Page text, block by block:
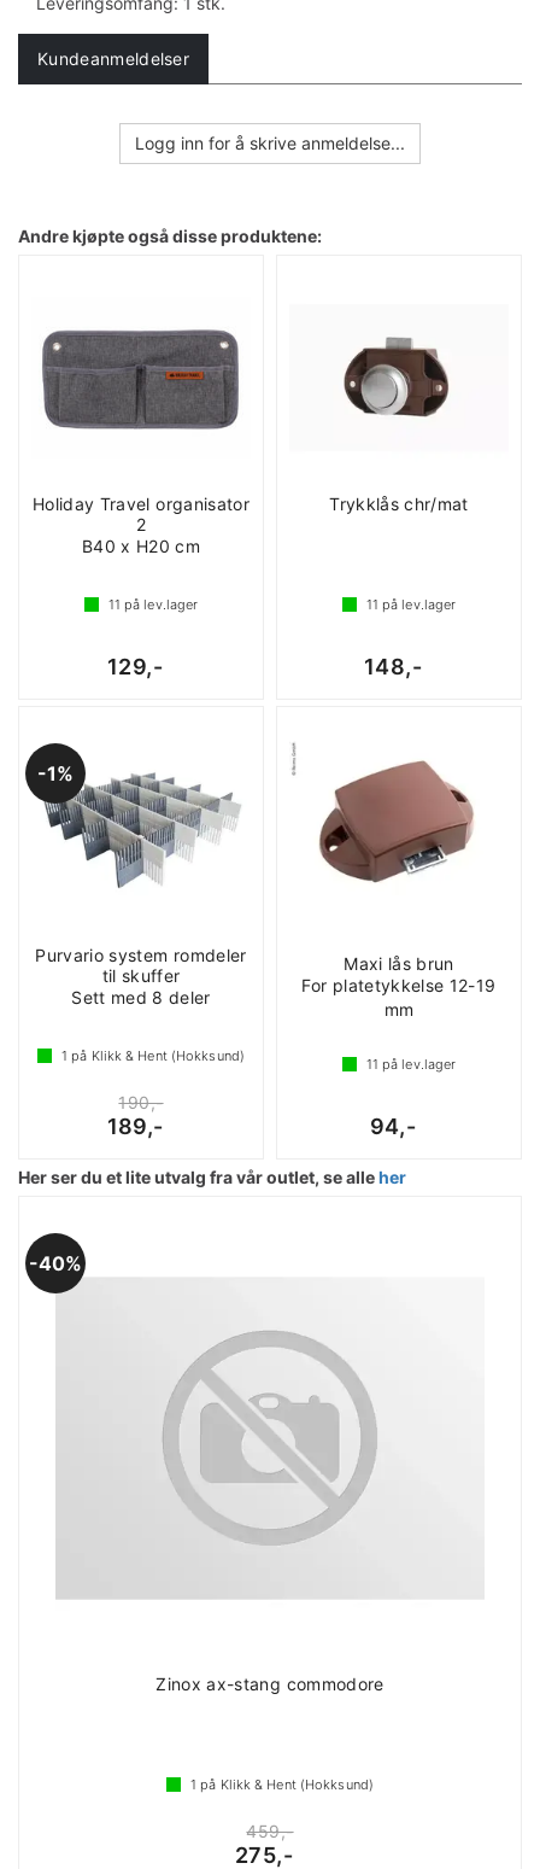
Kundeanmeldelser
Logg inn for å skrive anmeldelse...
Andre kjøpte også disse produktene:
Holiday Travel organisator
2
B40 x H20 cm
11 på lev.lager
129,-
Trykklås chr/mat
11 på lev.lager
148,-
1%
Purvario system romdeler
til skuffer
Sett med 8 deler
1 på Klikk & Hent (Hokksund)
190,-
189,-
Maxi lås brun
For platetykkelse 12-19
mm
11 på lev.lager
94,-
Her ser du et lite utvalg fra vår outlet, se alleher
40%
Zinox ax-stang commodore
1 på Klikk & Hent (Hokksund)
459,-
275,-